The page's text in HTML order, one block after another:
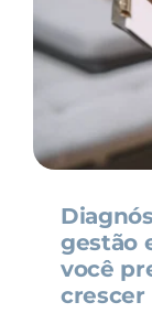
gestão
você
crescer